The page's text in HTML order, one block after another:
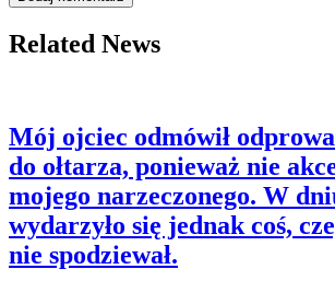
Related News
Mój ojciec odmówił
do ołtarza, ponieważ nie
mojego narzeczonego. W
wydarzyło się jednak coś,
nie spodziewał.